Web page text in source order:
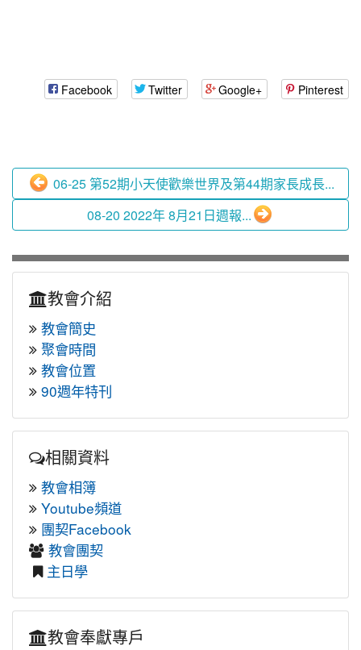
Facebook Twitter Google+ Pinterest
06-25 第52期小天使歡樂世界及第44期家長成長...
08-20 2022年 8月21日週報...
教會介紹
教會簡史
聚會時間
教會位置
90週年特刊
相關資料
教會相簿
Youtube頻道
團契Facebook
教會團契
主日學
教會奉獻專戶